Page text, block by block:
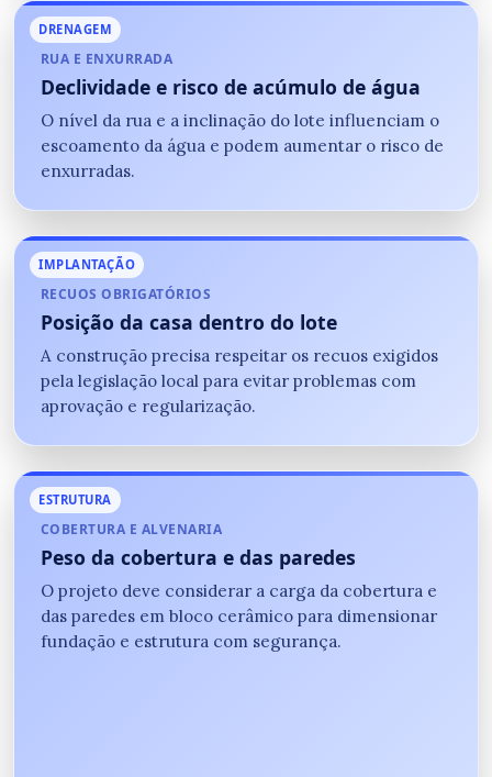
DRENAGEM
RUA E ENXURRADA
Declividade e risco de acúmulo de água
O nível da rua e a inclinação do lote influenciam o
escoamento da água e podem aumentar o risco de
enxurradas.
IMPLANTAÇÃO
RECUOS OBRIGATÓRIOS
Posição da casa dentro do lote
A construção precisa respeitar os recuos exigidos
pela legislação local para evitar problemas com
aprovação e regularização.
ESTRUTURA
COBERTURA E ALVENARIA
Peso da cobertura e das paredes
O projeto deve considerar a carga da cobertura e
das paredes em bloco cerâmico para dimensionar
fundação e estrutura com segurança.